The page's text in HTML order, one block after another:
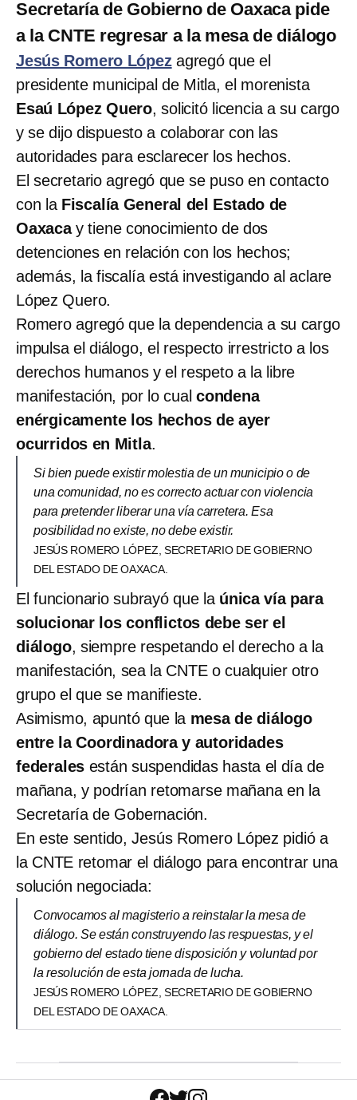
Secretaría de Gobierno de Oaxaca pide
a la CNTE regresar a la mesa de diálogo
Jesús Romero Lópezagregó que el
presidente municipal de Mitla, el morenista
Esaú López Quero, solicitó licencia a su cargo
y se dijo dispuesto a colaborar con las
autoridades para esclarecer los hechos.
El secretario agregó que se puso en contacto
con la Fiscalía General del Estado de
Oaxacay tiene conocimiento de dos
detenciones en relación con los hechos;
además, la fiscalía está investigando al aclare
López Quero.
Romero agregó que la dependencia a su cargo
impulsa el diálogo, el respecto irrestricto a los
derechos humanos y el respeto a la libre
manifestación, por lo cualcondena
enérgicamente los hechos de ayer
ocurridos en Mitla.
Si bien puede existir molestia de un municipio o de
una comunidad, no es correcto actuar con violencia
para pretender liberar una vía carretera. Esa
posibilidad no existe, no debe existir.
JESÚS ROMERO LÓPEZ, SECRETARIO DE GOBIERNO
DEL ESTADO DE OAXACA.
El funcionario subrayó que la única vía para
solucionar los conflictos debe ser el
diálogo, siempre respetando el derecho a la
manifestación, sea la CNTE o cualquier otro
grupo el que se manifieste.
Asimismo, apuntó que la mesa de diálogo
entre la Coordinadora y autoridades
federales están suspendidas hasta el día de
mañana, y podrían retomarse mañana en la
Secretaría de Gobernación.
En este sentido, Jesús Romero López pidió a
la CNTE retomar el diálogo para encontrar una
solución negociada:
Convocamos al magisterio a reinstalar la mesa de
diálogo. Se están construyendo las respuestas, y el
gobierno del estado tiene disposición y voluntad por
la resolución de esta jornada de lucha.
JESÚS ROMERO LÓPEZ, SECRETARIO DE GOBIERNO
DEL ESTADO DE OAXACA.